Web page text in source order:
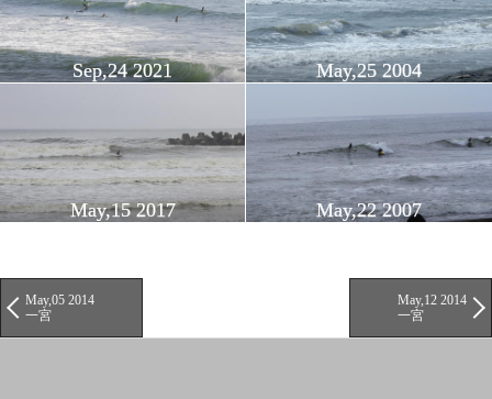
Sep,24 2021 May,25 2004
May,15 2017 May,22 2007
May,05 2014
一宮
May,12 2014
一宮